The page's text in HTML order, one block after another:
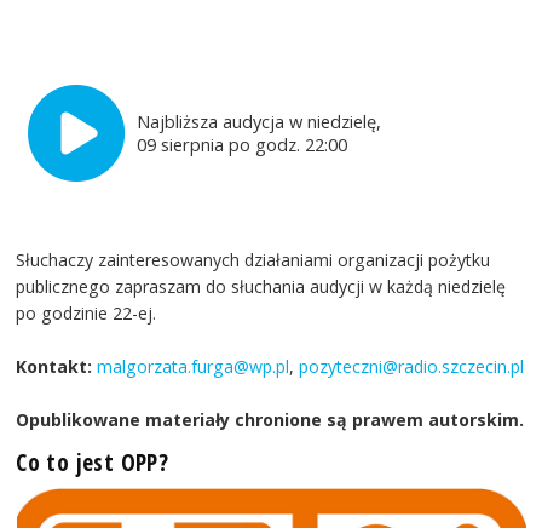
Najbliższa audycja w niedzielę,
09 sierpnia po godz. 22:00
Słuchaczy zainteresowanych działaniami organizacji pożytku
publicznego zapraszam do słuchania audycji w każdą niedzielę
po godzinie 22-ej.
Kontakt: malgorzata.furga@wp.pl,pozyteczni@radio.szczecin.pl
Opublikowane materiały chronione są prawem autorskim.
Co to jest OPP?